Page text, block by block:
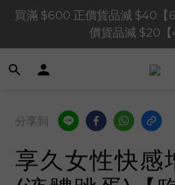
買滿 $1,200 正價貨品減
$900 正價貨品減
買滿 $600 正價貨品減 $40
價貨品減 $20【
買滿 $1,200 正價貨品減
分享到
享久女性快感